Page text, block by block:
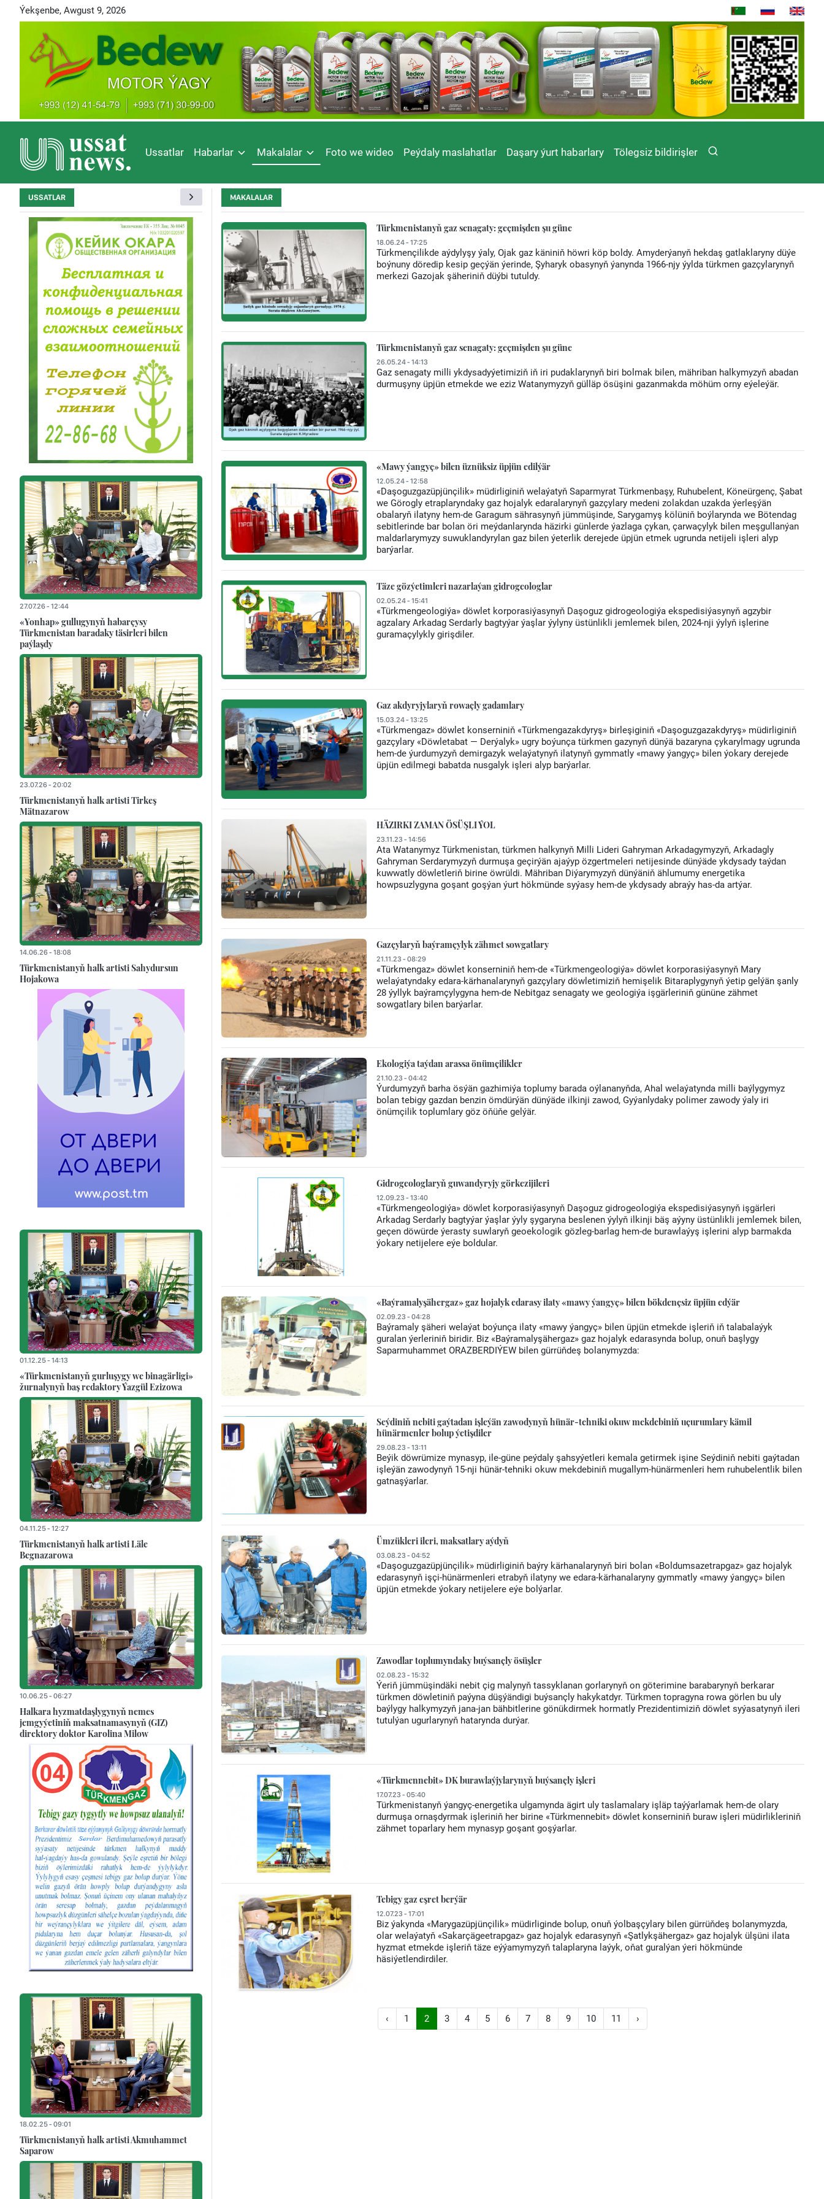
Ýekşenbe, Awgust 9, 2026
Ussatlar Habarlar Makalalar Foto we wideo Peýdaly maslahatlar Daşary ýurt habarlary Tölegsiz bildirişler
MAKALALAR
Türkmenistanyň gaz senagaty: geçmişden şu güne
18.06.24 - 17:25
Türkmençilikde aýdylyşy ýaly, Ojak gaz käniniň höwri köp boldy. Amyderýanyň hekdaş gatlaklaryny düýe
boýnuny döredip kesip geçýän ýerinde, Şyharyk obasynyň ýanynda 1966-njy ýylda türkmen gazçylarynyň
merkezi Gazojak şäheriniň düýbi tutuldy.
Türkmenistanyň gaz senagaty: geçmişden şu güne
26.05.24 - 14:13
Gaz senagaty milli ykdysadyýetimiziň iň iri pudaklarynyň biri bolmak bilen, mähriban halkymyzyň abadan
durmuşyny üpjün etmekde we eziz Watanymyzyň gülläp ösüşini gazanmakda möhüm orny eýeleýär.
«Mawy ýangyç» bilen üznüksiz üpjün edilýär
12.05.24 - 12:58
«Daşoguzgazüpjünçilik» müdirliginiň welaýatyň Saparmyrat Türkmenbaşy, Ruhubelent, Köneürgenç, Şabat
we Görogly etraplaryndaky gaz hojalyk edaralarynyň gazçylary medeni zolakdan uzakda ýerleşýän
obalaryň ilatyny hem-de Garagum sährasynyň jümmüşinde, Sarygamyş kölüniň boýlarynda we Bötendag
sebitlerinde bar bolan öri meýdanlarynda häzirki günlerde ýazlaga çykan, çarwaçylyk bilen meşgullanýan
maldarlarymyzy suwuklandyrylan gaz bilen ýeterlik derejede üpjün etmek ugrunda netijeli işleri alyp
barýarlar.
Täze gözýetimleri nazarlaýan gidrogeologlar
02.05.24 - 15:41
«Türkmengeologiýa» döwlet korporasiýasynyň Daşoguz gidrogeologiýa ekspedisiýasynyň agzybir
agzalary Arkadag Serdarly bagtyýar ýaşlar ýylyny üstünlikli jemlemek bilen, 2024-nji ýylyň işlerine
guramaçylykly girişdiler.
Gaz akdyryjylaryň rowaçly gadamlary
15.03.24 - 13:25
«Türkmengaz» döwlet konserniniň «Türkmengazakdyryş» birleşiginiň «Daşoguzgazakdyryş» müdirliginiň
gazçylary «Döwletabat — Derýalyk» ugry boýunça türkmen gazynyň dünýä bazaryna çykarylmagy ugrunda
hem-de ýurdumyzyň demirgazyk welaýatynyň ilatynyň gymmatly «mawy ýangyç» bilen ýokary derejede
üpjün edilmegi babatda nusgalyk işleri alyp barýarlar.
HÄZIRKI ZAMAN ÖSÜŞLI ÝOL
23.11.23 - 14:56
Ata Watanymyz Türkmenistan, türkmen halkynyň Milli Lideri Gahryman Arkadagymyzyň, Arkadagly
Gahryman Serdarymyzyň durmuşa geçirýän ajaýyp özgertmeleri netijesinde dünýäde ykdysady taýdan
kuwwatly döwletleriň birine öwrüldi. Mähriban Diýarymyzyň dünýäniň ählumumy energetika
howpsuzlygyna goşant goşýan ýurt hökmünde syýasy hem-de ykdysady abraýy has-da artýar.
Gazçylaryň baýramçylyk zähmet sowgatlary
21.11.23 - 08:29
«Türkmengaz» döwlet konserniniň hem-de «Türkmengeologiýa» döwlet korporasiýasynyň Mary
welaýatyndaky edara-kärhanalarynyň gazçylary döwletimiziň hemişelik Bitaraplygynyň ýetip gelýän şanly
28 ýyllyk baýramçylygyna hem-de Nebitgaz senagaty we geologiýa işgärleriniň gününe zähmet
sowgatlary bilen barýarlar.
Ekologiýa taýdan arassa önümçilikler
21.10.23 - 04:42
Ýurdumyzyň barha ösýän gazhimiýa toplumy barada oýlananyňda, Ahal welaýatynda milli baýlygymyz
bolan tebigy gazdan benzin ömdürýän dünýäde ilkinji zawod, Gyýanlydaky polimer zawody ýaly iri
önümçilik toplumlary göz öňüňe gelýär.
Gidrogeologlaryň guwandyryjy görkezijileri
12.09.23 - 13:40
«Türkmengeologiýa» döwlet korporasiýasynyň Daşoguz gidrogeologiýa ekspedisiýasynyň işgärleri
Arkadag Serdarly bagtyýar ýaşlar ýyly şygaryna beslenen ýylyň ilkinji bäş aýyny üstünlikli jemlemek bilen,
geçen döwürde ýerasty suwlaryň geoekologik gözleg-barlag hem-de burawlaýyş işlerini alyp barmakda
ýokary netijelere eýe boldular.
«Baýramalyşähergaz» gaz hojalyk edarasy ilaty «mawy ýangyç» bilen bökdençsiz üpjün edýär
02.09.23 - 04:28
Baýramaly şäheri welaýat boýunça ilaty «mawy ýangyç» bilen üpjün etmekde işleriň iň talabalaýyk
guralan ýerleriniň biridir. Biz «Baýramalyşähergaz» gaz hojalyk edarasynda bolup, onuň başlygy
Saparmuhammet ORAZBERDIÝEW bilen gürrüňdeş bolanymyzda:
Seýdiniň nebiti gaýtadan işleýän zawodynyň hünär-tehniki okuw mekdebiniň uçurumlary kämil
hünärmenler bolup ýetişdiler
29.08.23 - 13:11
Beýik döwrümize mynasyp, ile-güne peýdaly şahsyýetleri kemala getirmek işine Seýdiniň nebiti gaýtadan
işleýän zawodynyň 15-nji hünär-tehniki okuw mekdebiniň mugallym-hünärmenleri hem ruhubelentlik bilen
gatnaşýarlar.
Ümzükleri ileri, maksatlary aýdyň
03.08.23 - 04:52
«Daşoguzgazüpjünçilik» müdirliginiň baýry kärhanalarynyň biri bolan «Boldumsazetrapgaz» gaz hojalyk
edarasynyň işçi-hünärmenleri etrabyň ilatyny we edara-kärhanalaryny gymmatly «mawy ýangyç» bilen
üpjün etmekde ýokary netijelere eýe bolýarlar.
Zawodlar toplumyndaky buýsançly ösüşler
02.08.23 - 15:32
Ýeriň jümmüşindäki nebit çig malynyň tassyklanan gorlarynyň on göterimine barabarynyň berkarar
türkmen döwletiniň paýyna düşýändigi buýsançly hakykatdyr. Türkmen topragyna rowa görlen bu uly
baýlygy halkymyzyň jana-jan bähbitlerine gönükdirmek hormatly Prezidentimiziň döwlet syýasatynyň ileri
tutulýan ugurlarynyň hatarynda durýar.
«Türkmennebit» DK burawlaýjylarynyň buýsançly işleri
17.07.23 - 05:40
Türkmenistanyň ýangyç-energetika ulgamynda ägirt uly taslamalary işläp taýýarlamak hem-de olary
durmuşa ornaşdyrmak işleriniň her birine «Türkmennebit» döwlet konserniniň buraw işleri müdirlikleriniň
zähmet toparlary hem mynasyp goşant goşýarlar.
Tebigy gaz eşret berýär
12.07.23 - 17:01
Biz ýakynda «Marygazüpjünçilik» müdirliginde bolup, onuň ýolbaşçylary bilen gürrüňdeş bolanymyzda,
olar welaýatyň «Sakarçägeetrapgaz» gaz hojalyk edarasynyň «Şatlykşähergaz» gaz hojalyk ülşüni ilata
hyzmat etmekde işleriň täze eýýamymyzyň talaplaryna laýyk, oňat guralýan ýeri hökmünde
häsiýetlendirdiler.
‹ 1 2 3 4 5 6 7 8 9 10 11 ›
USSATLAR
27.07.26 - 12:44
«Yonhap» gullugynyň habarçysy
Türkmenistan baradaky täsirleri bilen
paýlaşdy
23.07.26 - 20:02
Türkmenistanyň halk artisti Tirkeş
Mätnazarow
14.06.26 - 18:08
Türkmenistanyň halk artisti Sahydursun
Hojakowa
01.12.25 - 14:13
«Türkmenistanyň gurluşygy we binagärligi»
žurnalynyň baş redaktory Ýazgül Ezizowa
04.11.25 - 12:27
Türkmenistanyň halk artisti Läle
Begnazarowa
10.06.25 - 06:27
Halkara hyzmatdaşlygynyň nemes
jemgyýetiniň maksatnamasynyň (GIZ)
direktory doktor Karolina Milow
18.02.25 - 09:01
Türkmenistanyň halk artisti Akmuhammet
Saparow